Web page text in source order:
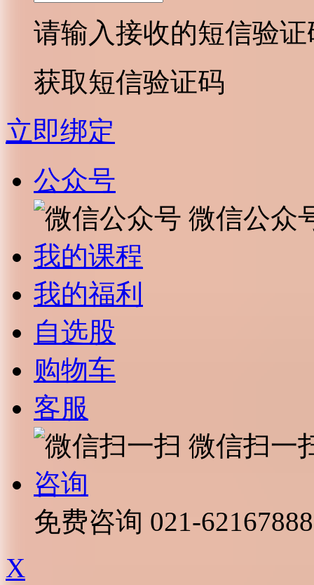
请输入接收的短信验证
获取短信验证码
立即绑定
公众号
微信公众
我的课程
我的福利
自选股
购物车
客服
微信扫一
咨询
免费咨询 021-62167888
X